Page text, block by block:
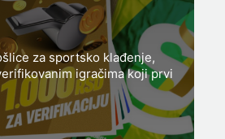
za sportsko klađenje,
igračima koji prvi
bez depozita, 100%